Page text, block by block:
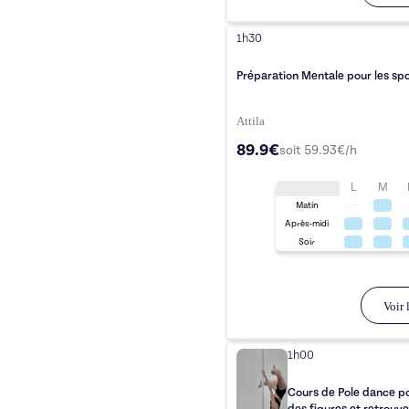
1h30
Préparation Mentale pour les
Attila
89.9€soit 59.93€/h
L M
Matin
Après-midi
Soir
Voir
1h00
Cours de Pole dance